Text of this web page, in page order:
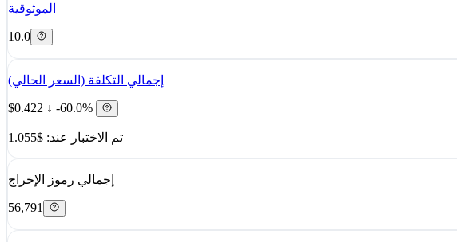
الموثوقية
10.0
إجمالي التكلفة (السعر الحالي)
$0.422 ↓ -60.0%
تم الاختبار عند: $1.055
إجمالي رموز الإخراج
56,791